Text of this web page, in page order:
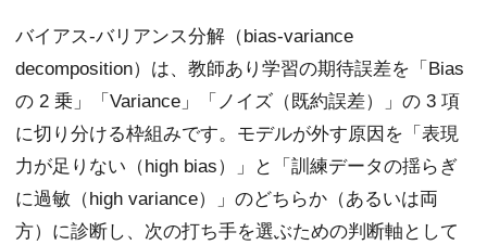
バイアス-バリアンス分解（bias-variance
decomposition）は、教師あり学習の期待誤差を「Bias
の 2 乗」「Variance」「ノイズ（既約誤差）」の 3 項
に切り分ける枠組みです。モデルが外す原因を「表現
力が足りない（high bias）」と「訓練データの揺らぎ
に過敏（high variance）」のどちらか（あるいは両
方）に診断し、次の打ち手を選ぶための判断軸として